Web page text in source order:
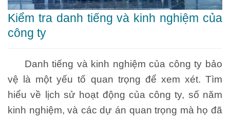
Kiểm tra danh tiếng và kinh nghiệm của
công ty
Danh tiếng và kinh nghiệm của công ty bảo
vệ là một yếu tố quan trọng để xem xét. Tìm
hiểu về lịch sử hoạt động của công ty, số năm
kinh nghiệm, và các dự án quan trọng mà họ đã